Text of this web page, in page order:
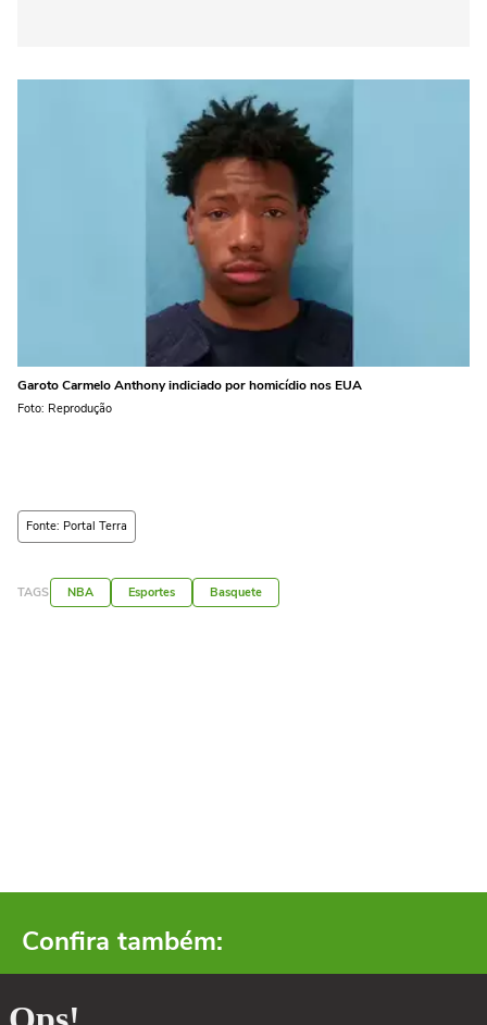
Garoto Carmelo Anthony indiciado por homicídio nos EUA
Foto: Reprodução
Fonte: Portal Terra
TAGS NBA Esportes Basquete
Confira também: